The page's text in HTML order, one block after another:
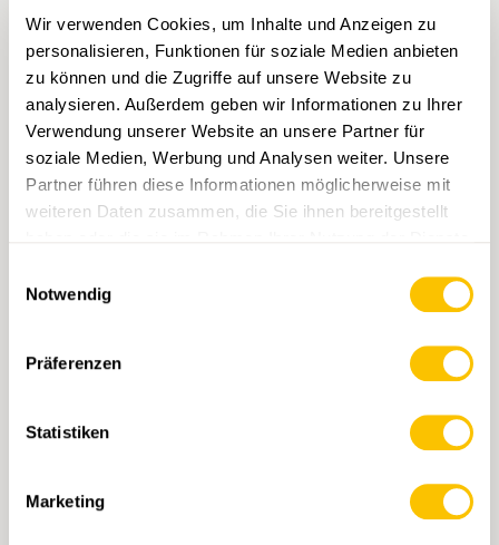
Wir verwenden Cookies, um Inhalte und Anzeigen zu
personalisieren, Funktionen für soziale Medien anbieten
zu können und die Zugriffe auf unsere Website zu
analysieren. Außerdem geben wir Informationen zu Ihrer
Verwendung unserer Website an unsere Partner für
soziale Medien, Werbung und Analysen weiter. Unsere
Partner führen diese Informationen möglicherweise mit
weiteren Daten zusammen, die Sie ihnen bereitgestellt
Notwendig
Präferenzen
Statistiken
Marketing
CHF 14.-